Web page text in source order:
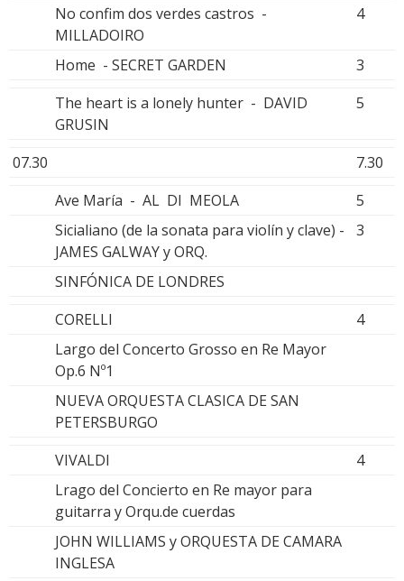
No confim dos verdes castros -
MILLADOIRO
4
Home - SECRET GARDEN
3
The heart is a lonely hunter - DAVID
GRUSIN
5
07.30
7.30
Ave María - AL DI MEOLA
5
Sicialiano (de la sonata para violín y clave) -
JAMES GALWAY y ORQ.
3
SINFÓNICA DE LONDRES
CORELLI
4
Largo del Concerto Grosso en Re Mayor
Op.6 Nº1
NUEVA ORQUESTA CLASICA DE SAN
PETERSBURGO
VIVALDI
4
Lrago del Concierto en Re mayor para
guitarra y Orqu.de cuerdas
JOHN WILLIAMS y ORQUESTA DE CAMARA
INGLESA